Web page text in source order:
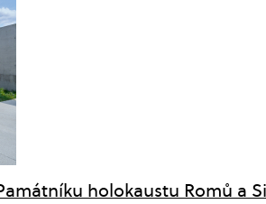
holokaustu Romů a